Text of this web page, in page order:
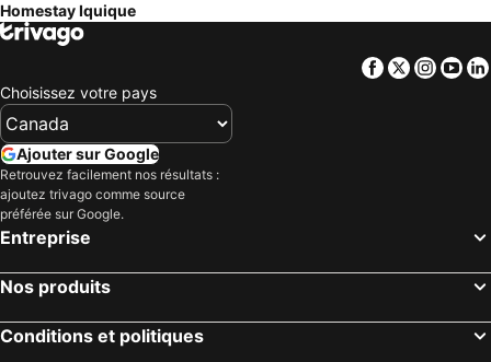
Homestay Iquique
Facebook
Twitter
Choisissez votre pays
Ajouter sur Google
Retrouvez facilement nos résultats :
ajoutez trivago comme source
préférée sur Google.
Entreprise
Nos produits
Conditions et politiques